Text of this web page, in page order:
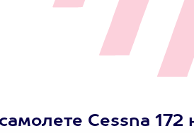
Cessna